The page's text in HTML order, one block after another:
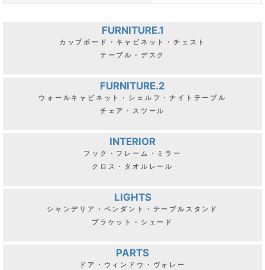
FURNITURE.1
カップボード・キャビネット・チェスト
テーブル・デスク
FURNITURE.2
ウォールキャビネット・シェルフ・ナイトテーブル
チェア・スツール
INTERIOR
フック・フレーム・ミラー
クロス・タオルレール
LIGHTS
シャンデリア・ペンダント・テーブルスタンド
ブラケット・シェード
PARTS
ドア・ウィンドウ・ヴォレー